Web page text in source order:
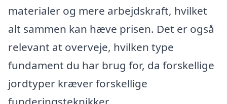
materialer og mere arbejdskraft, hvilket
alt sammen kan hæve prisen. Det er også
relevant at overveje, hvilken type
fundament du har brug for, da forskellige
jordtyper kræver forskellige